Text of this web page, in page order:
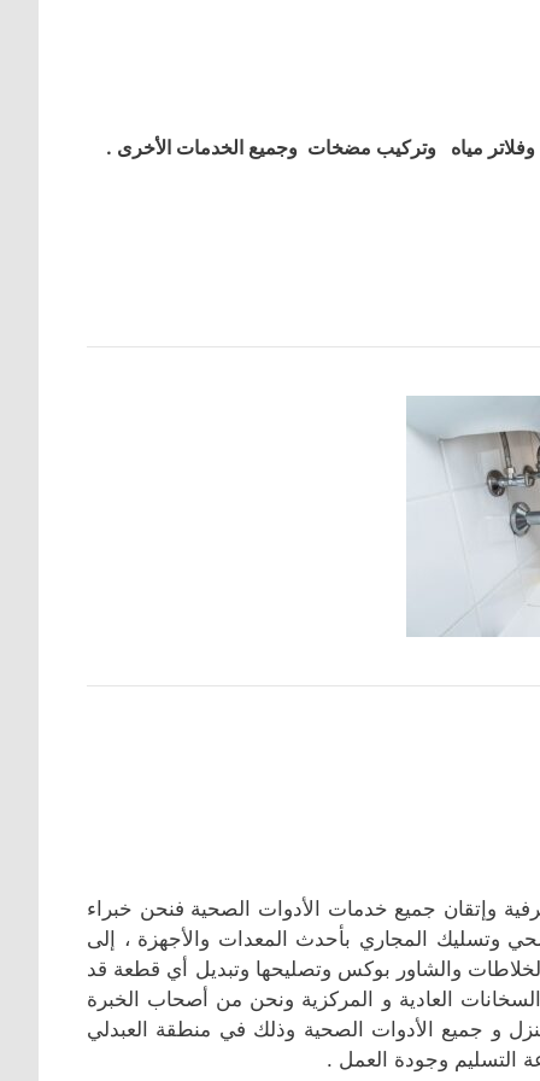
مياه وتركيب مضخات وجميع الخدمات الأخرى .
وإتقان جميع خدمات الأدوات الصحية فنحن خبراء
وتسليك المجاري بأحدث المعدات والأجهزة ، إلى
والشاور بوكس وتصليحها وتبديل أي قطعة قد
العادية و المركزية ونحن من أصحاب الخبرة
و جميع الأدوات الصحية وذلك في منطقة العبدلي
التسليم وجودة العمل .